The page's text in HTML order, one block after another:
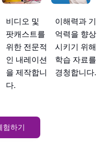
비디오 및
팟캐스트를
위한 전문적
인 내레이션
을 제작합니
다.
이해력과 기
억력을 향상
시키기 위해
학습 자료를
경청합니다.
하기